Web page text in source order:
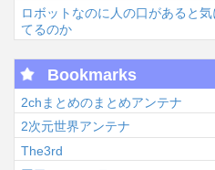
ロボットなのに人の口があると
てるのか
Bookmarks
2chまとめのまとめアンテナ
2次元世界アンテナ
The3rd